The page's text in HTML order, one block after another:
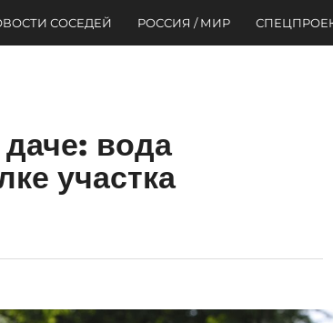
СОСЕДЕЙ РОССИЯ / МИР
вода
участка